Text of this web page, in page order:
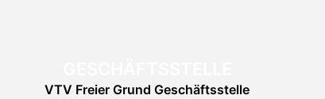
VTV Freier Grund Geschäftsstelle